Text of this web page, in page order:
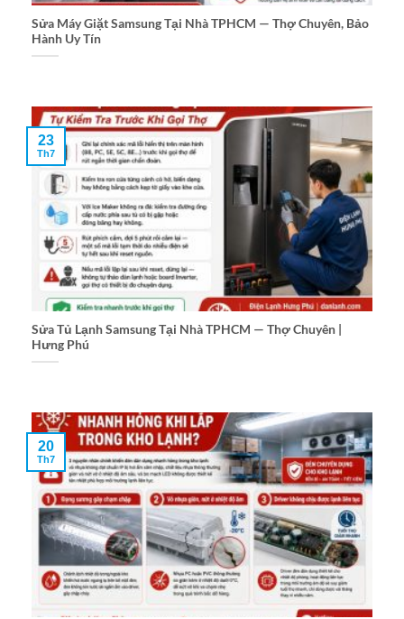
Sửa Máy Giặt Samsung Tại Nhà TPHCM — Thợ Chuyên, Bảo
Hành Uy Tín
Sửa Tủ Lạnh Samsung Tại Nhà TPHCM — Thợ Chuyên |
Hưng Phú
23
Th7
20
Th7